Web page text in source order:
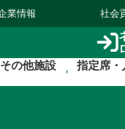
業情報 社会
の他施設 指定席・